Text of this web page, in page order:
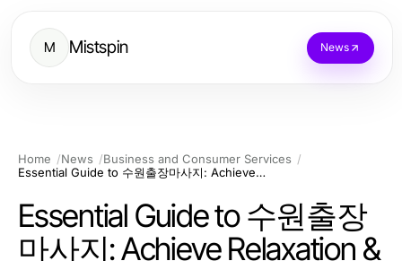
M Mistspin News
Home News
Business and Consumer Services
Essential Guide to 수원출장마사지: Achieve Relaxation & Wellness in 2026
Essential Guide to 수원출장
마사지: Achieve Relaxation &